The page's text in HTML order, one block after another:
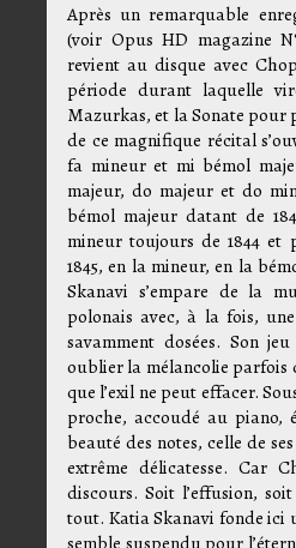
Après un remarquable
(voir Opus HD magazine
revient au disque avec
période durant laquelle
Mazurkas, et la Sonate pour
de ce magnifique récital
fa mineur et mi bémol
majeur, do majeur et do
bémol majeur datant de
mineur toujours de 1844
1845, en la mineur, en la
Skanavi s’empare de la
polonais avec, à la fois,
savamment dosées. Son
oublier la mélancolie parfois
que l’exil ne peut effacer.
proche, accoudé au piano,
beauté des notes, celle de
extrême délicatesse. Car
discours. Soit l’effusion,
tout. Katia Skanavi fonde ici
semble suspendu pour